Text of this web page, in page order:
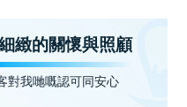
緻的關懷與照顧
對我哋嘅認可同安心